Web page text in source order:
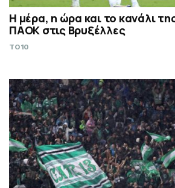
Η μέρα, η ώρα και το κανάλι
ΠΑΟΚ στις Βρυξέλλες
TO10